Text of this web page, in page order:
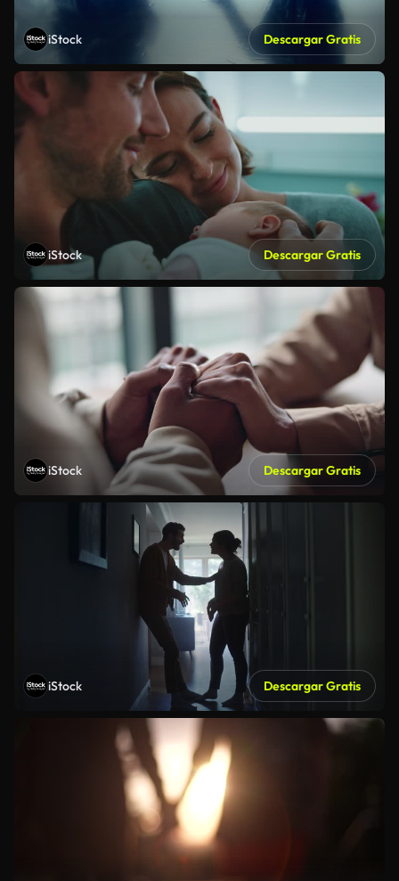
iStock Descargar Gratis
iStock Descargar Gratis
iStock Descargar Gratis
iStock Descargar Gratis